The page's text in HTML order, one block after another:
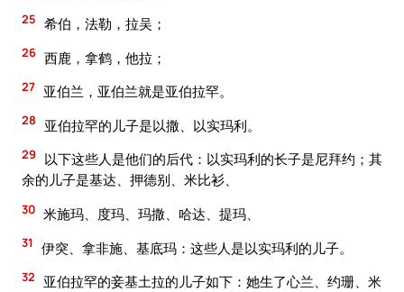
25 希伯，法勒，拉吴；
26 西鹿，拿鹤，他拉；
27 亚伯兰，亚伯兰就是亚伯拉罕。
28 亚伯拉罕的儿子是以撒、以实玛利。
29
以下这些人是他们的后代：以实玛利的长子是尼拜约；其
余的儿子是基达、押德别、米比衫、
30 米施玛、度玛、玛撒、哈达、提玛、
31 伊突、拿非施、基底玛：这些人是以实玛利的儿子。
32
亚伯拉罕的妾基土拉的儿子如下：她生了心兰、约珊、米